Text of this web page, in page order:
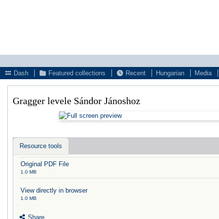
Dash
Featured collections Recent Hungarian Media
Gragger levele Sándor Jánoshoz
Resource tools
Original PDF File
1.0 MB
View directly in browser
1.0 MB
Share